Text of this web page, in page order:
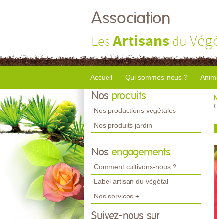
Association
LesArtisans du
Accueil Qui sommes-nous ?
Nos produits
Nos productions végétales
Nos produits jardin
Nos engagements
Comment cultivons-nous ?
Label artisan du végétal
Nos services +
Suivez-nous sur